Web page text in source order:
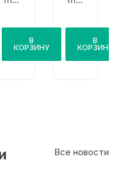
В
КОРЗИНУ
В
КОРЗИНУ
Все новости